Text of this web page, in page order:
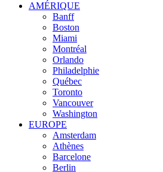
AMÉRIQUE
Banff
Boston
Miami
Montréal
Orlando
Philadelphie
Québec
Toronto
Vancouver
Washington
EUROPE
Amsterdam
Athènes
Barcelone
Berlin